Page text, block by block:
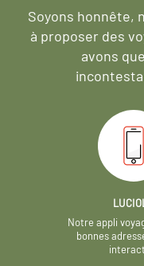
Soyons honnête,
à proposer des
avons
Notre appli
bonnes